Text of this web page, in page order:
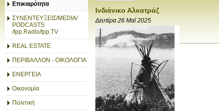
Επικαιρότητα
ΣΥΝΕΝΤΕΥΞΕΙΣ/MEDIA/
PODCASTS
/tpp.Radio/tpp.TV
REAL ESTATE
ΠΕΡΙΒΑΛΛΟΝ - ΟΙΚΟΛΟΓΙΑ
ΕΝΕΡΓΕΙΑ
Οικονομία
Πολιτική
Ινδιάνικο Αλκατράζ
Δευτέρα 26 Μαΐ 2025